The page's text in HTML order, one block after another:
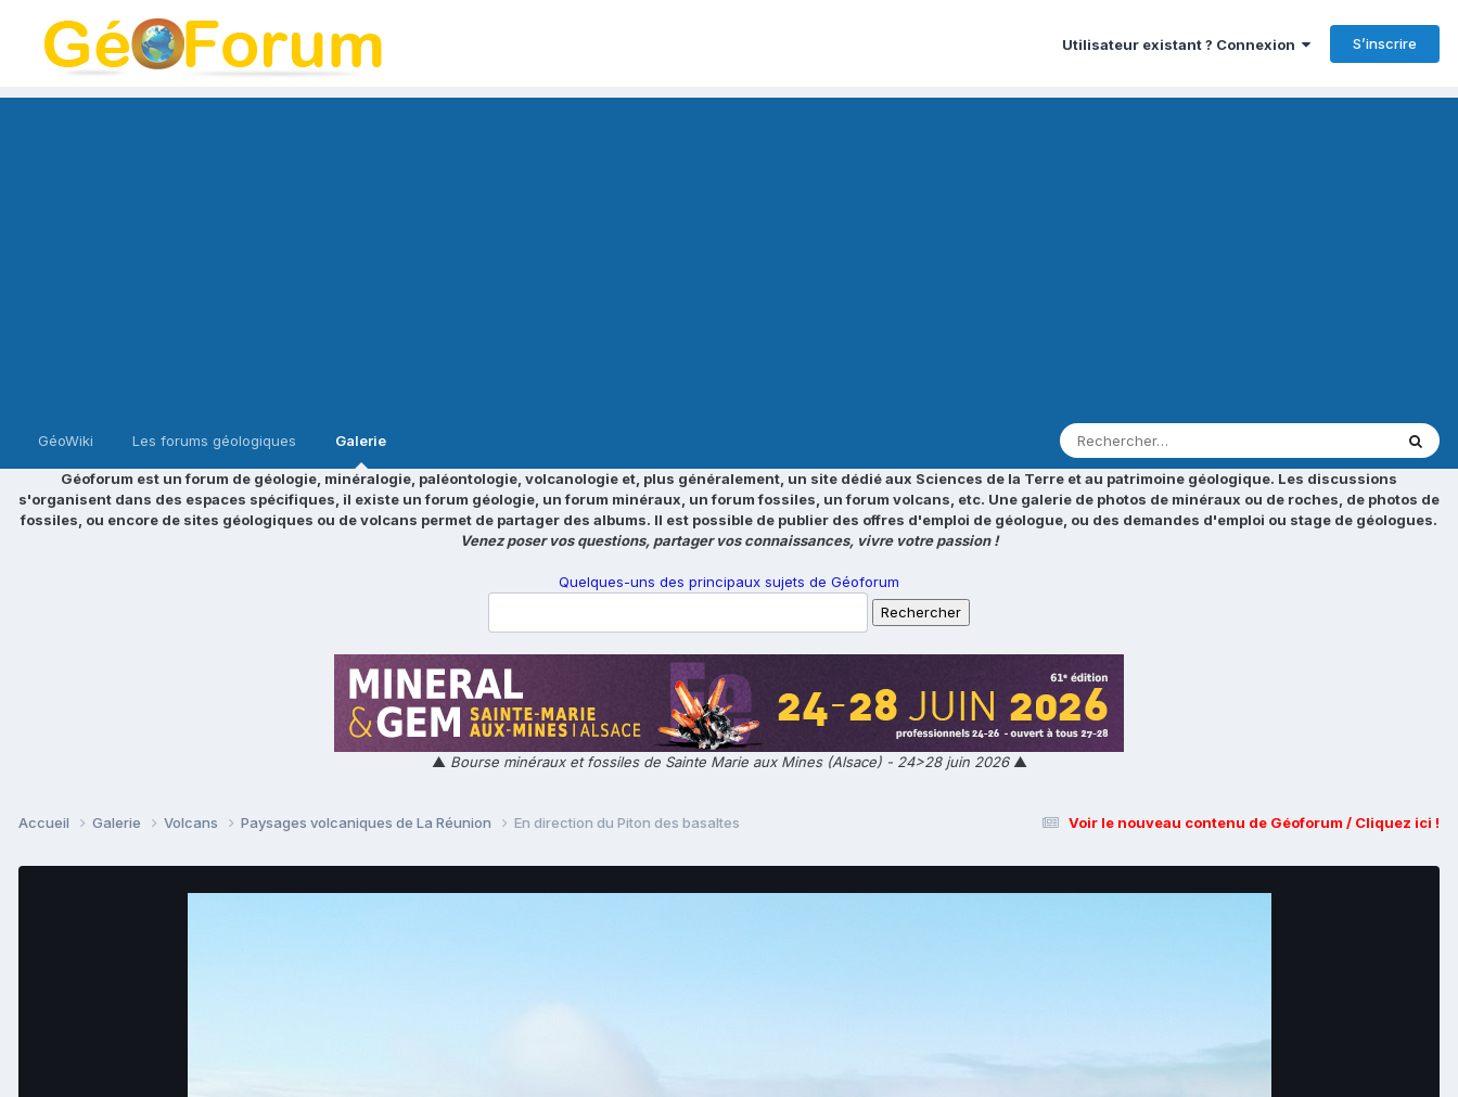
Utilisateur existant ? Connexion S’inscrire
GéoWiki Les forums géologiques Galerie
Géoforum est un forum de géologie, minéralogie, paléontologie, volcanologie et, plus généralement, un site dédié aux Sciences de la Terre et au patrimoine géologique. Les discussions
s'organisent dans des espaces spécifiques, il existe un forum géologie, un forum minéraux, un forum fossiles, un forum volcans, etc. Une galerie de photos de minéraux ou de roches, de photos de
fossiles, ou encore de sites géologiques ou de volcans permet de partager des albums. Il est possible de publier des offres d'emploi de géologue, ou des demandes d'emploi ou stage de géologues.
Venez poser vos questions, partager vos connaissances, vivre votre passion !
Quelques-uns des principaux sujets de Géoforum
▲ Bourse minéraux et fossiles de Sainte Marie aux Mines (Alsace) - 24>28 juin 2026▲
Voir le nouveau contenu de Géoforum / Cliquez ici !
Accueil Galerie Volcans Paysages volcaniques de La Réunion En direction du Piton des basaltes